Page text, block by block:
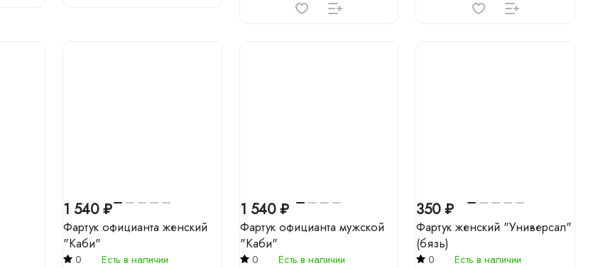
1 540 ₽
Фартук официанта женский
"Каби"
0
Есть в наличии
1 540 ₽
Фартук официанта мужской
"Каби"
0
Есть в наличии
350 ₽
Фартук женский "Универсал"
(бязь)
0
Есть в наличии